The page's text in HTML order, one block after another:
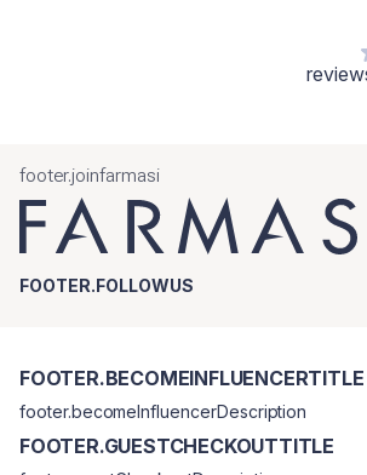
footer.joinfarmasi
FOOTER.FOLLOWUS
FOOTER.BECOMEINFLUENCERTITLE
footer.becomeInfluencerDescription
FOOTER.GUESTCHECKOUTTITLE